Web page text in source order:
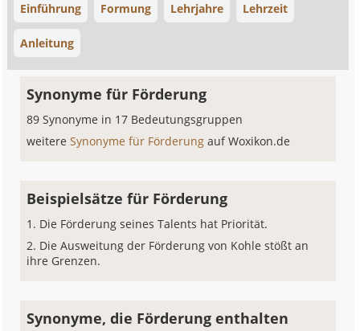
Einführung Formung Lehrjahre Lehrzeit
Anleitung
Synonyme für Förderung
89 Synonyme in 17 Bedeutungsgruppen
weitereSynonyme für Förderungauf Woxikon.de
Beispielsätze für Förderung
Die Förderung seines Talents hat Priorität.
Die Ausweitung der Förderung von Kohle stößt an
ihre Grenzen.
Synonyme, die Förderung enthalten